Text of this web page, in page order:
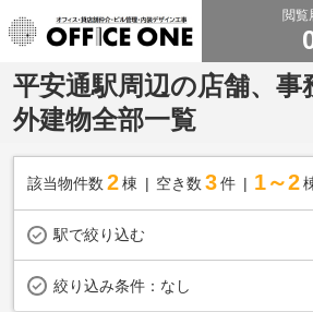
閲覧
平安通駅周辺の店舗、事
外建物全部一覧
該当物件数 2棟 空き数 3 件 1～2
駅で絞り込む
絞り込み条件： なし